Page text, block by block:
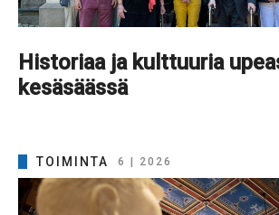
Historiaa ja kulttuuria
kesäsäässä
TOIMINTA 6 | 2026